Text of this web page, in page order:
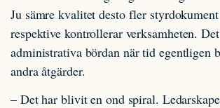
Ju sämre kvalitet desto fler
respektive kontrollerar verksamheten.
administrativa bördan när tid egentligen
andra åtgärder.
– Det har blivit en ond spiral.